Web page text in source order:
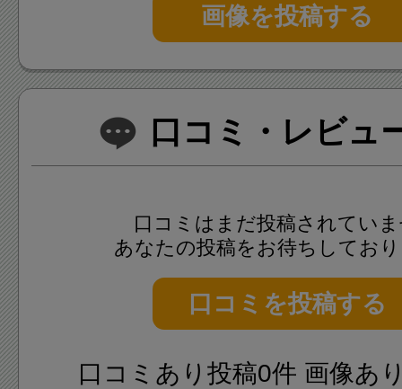
画像を投稿する
口コミ・レビュ
口コミはまだ投稿されてい
あなたの投稿をお待ちしてお
口コミを投稿する
口コミあり投稿0件 画像あ